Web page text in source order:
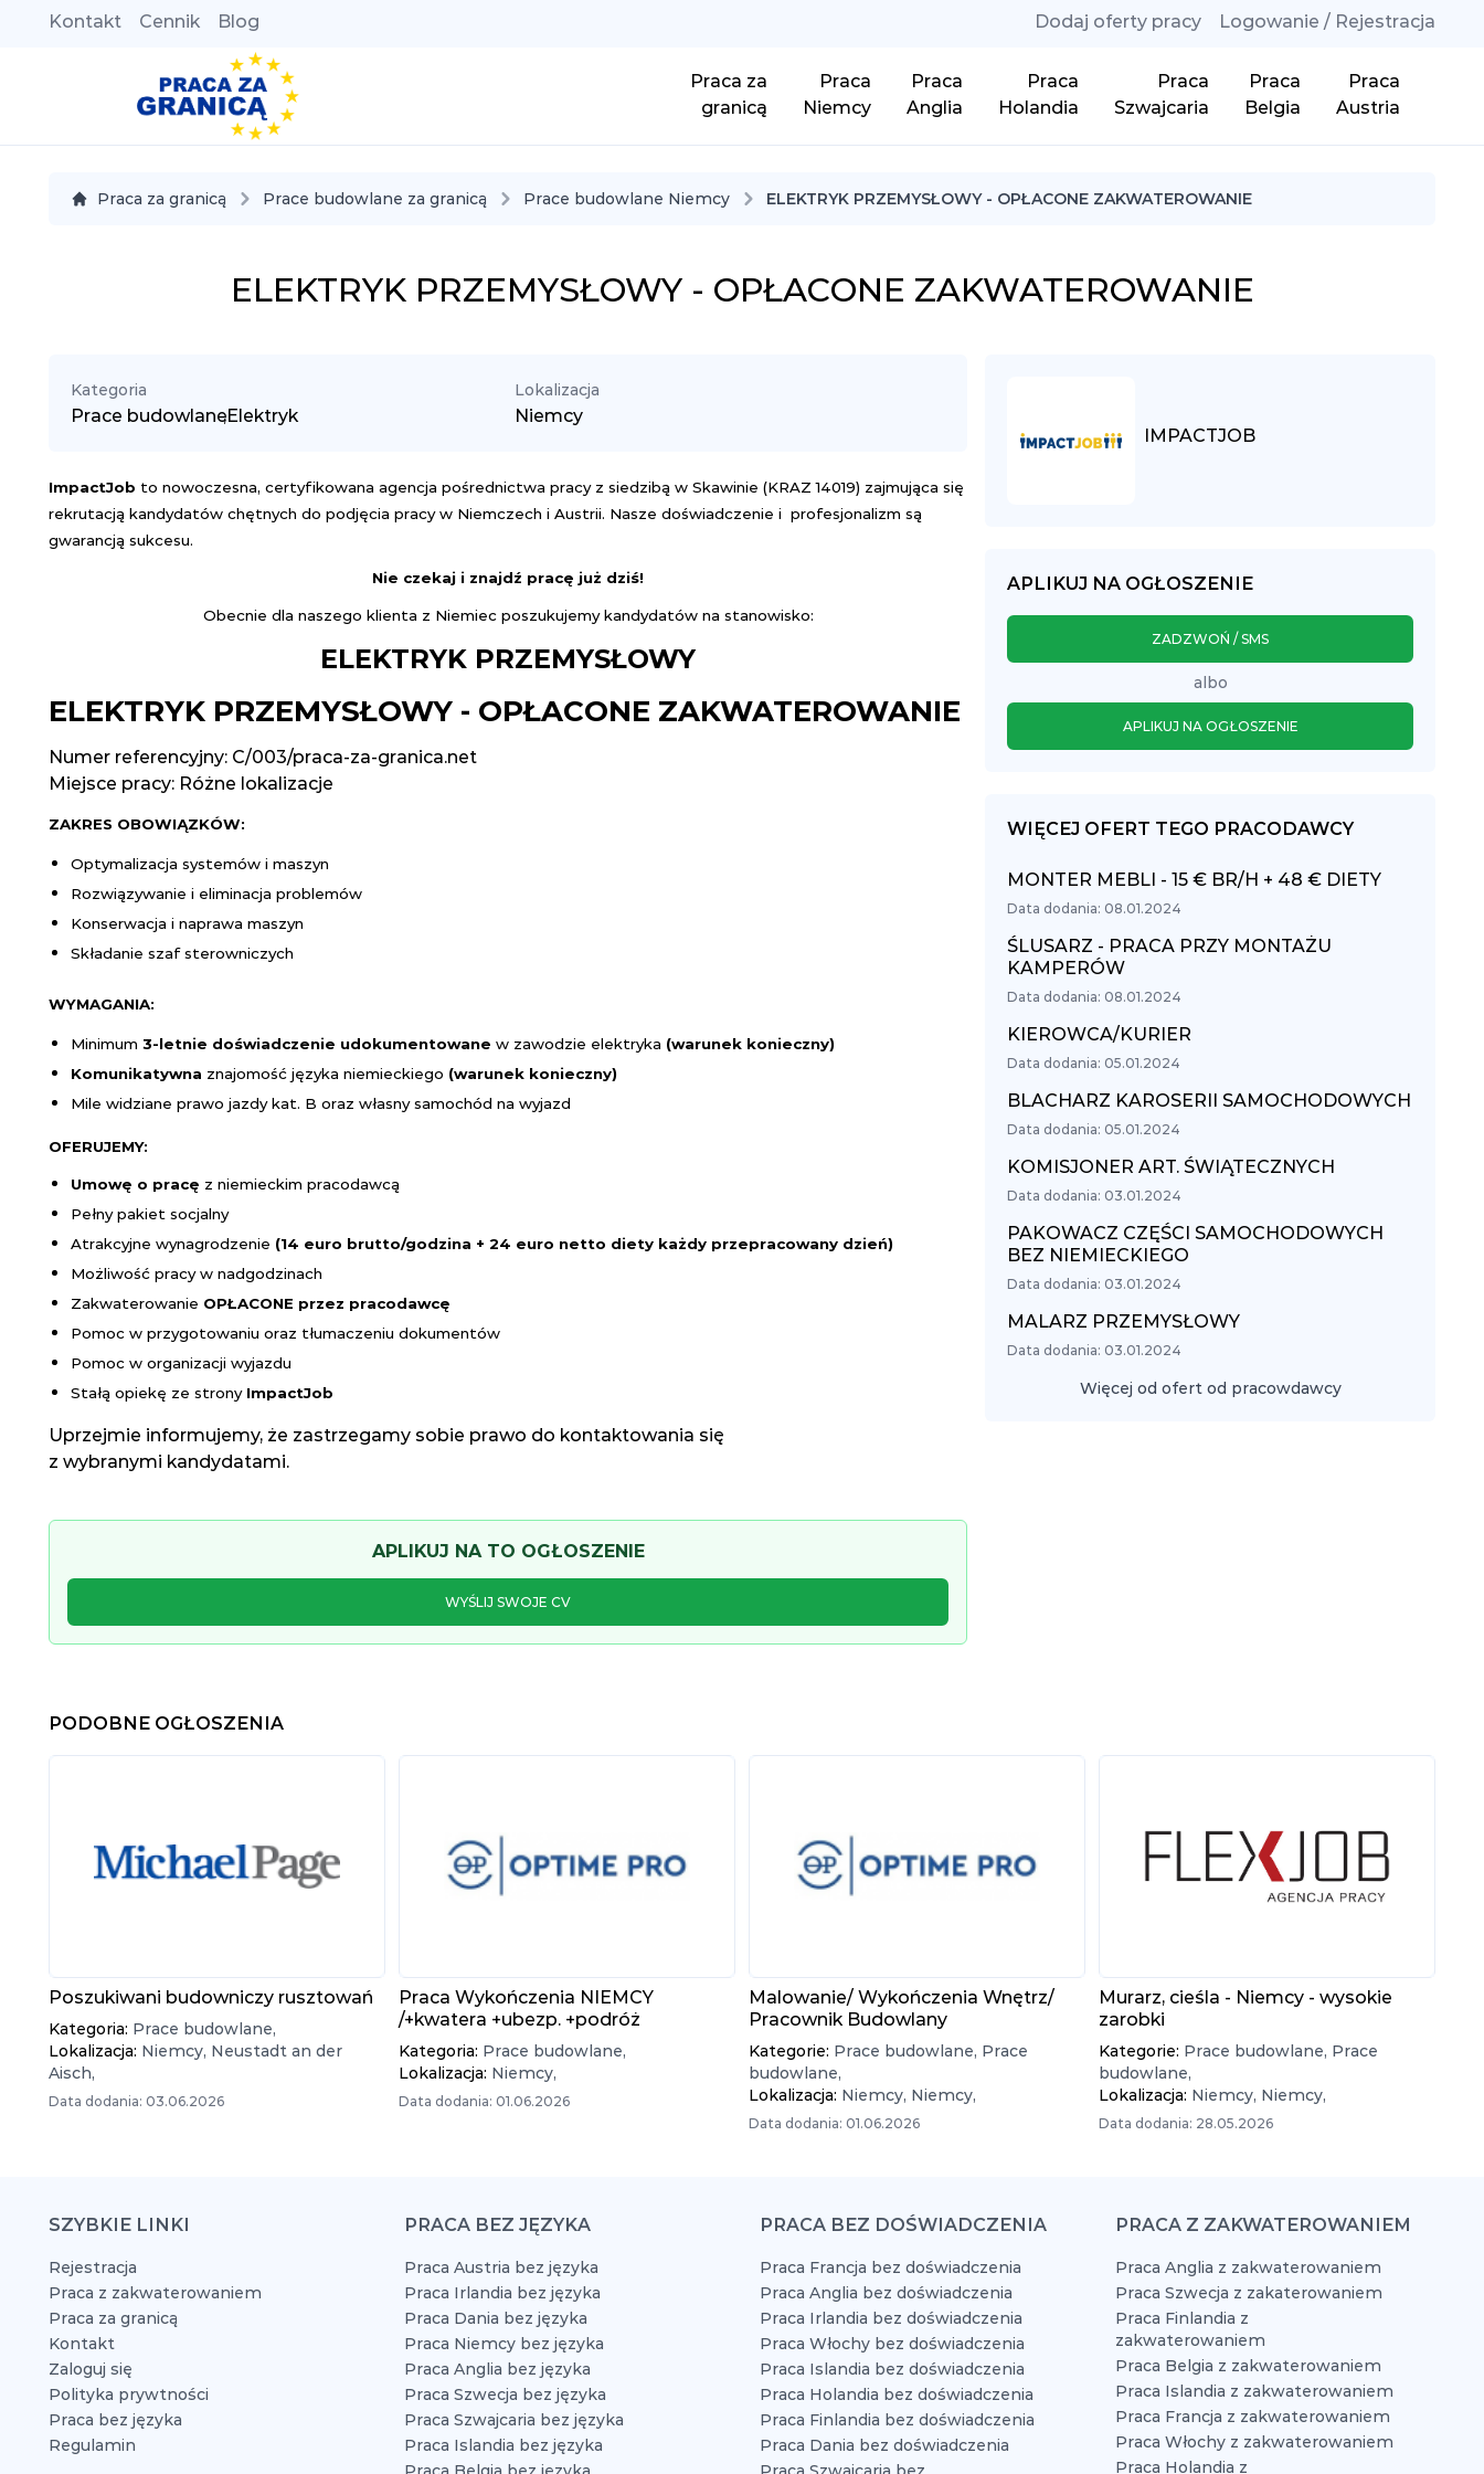
Kontakt Cennik Blog Dodaj oferty pracy Logowanie / Rejestracja
Praca za
granicą
Praca
Niemcy
Praca
Anglia
Praca
Holandia
Praca
Szwajcaria
Praca
Belgia
Praca
Austria
Praca za granicą Prace budowlane za granicą Prace budowlane Niemcy ELEKTRYK PRZEMYSŁOWY - OPŁACONE ZAKWATEROWANIE
ELEKTRYK PRZEMYSŁOWY - OPŁACONE ZAKWATEROWANIE
Kategoria
Prace budowlane,Elektryk
Lokalizacja
Niemcy
ImpactJob to nowoczesna, certyfikowana agencja pośrednictwa pracy z siedzibą w Skawinie (KRAZ 14019) zajmująca się
rekrutacją kandydatów chętnych do podjęcia pracy w Niemczech i Austrii. Nasze doświadczenie i profesjonalizm są
gwarancją sukcesu.
Nie czekaj i znajdź pracę już dziś!
Obecnie dla naszego klienta z Niemiec poszukujemy kandydatów na stanowisko:
ELEKTRYK PRZEMYSŁOWY
ELEKTRYK PRZEMYSŁOWY - OPŁACONE ZAKWATEROWANIE
Numer referencyjny: C/003/praca-za-granica.net
Miejsce pracy: Różne lokalizacje
ZAKRES OBOWIĄZKÓW:
Optymalizacja systemów i maszyn
Rozwiązywanie i eliminacja problemów
Konserwacja i naprawa maszyn
Składanie szaf sterowniczych
WYMAGANIA:
Minimum 3-letnie doświadczenie udokumentowane w zawodzie elektryka (warunek konieczny)
Komunikatywna znajomość języka niemieckiego (warunek konieczny)
Mile widziane prawo jazdy kat. B oraz własny samochód na wyjazd
OFERUJEMY:
Umowę o pracę z niemieckim pracodawcą
Pełny pakiet socjalny
Atrakcyjne wynagrodzenie (14 euro brutto/godzina + 24 euro netto diety każdy przepracowany dzień)
Możliwość pracy w nadgodzinach
Zakwaterowanie OPŁACONE przez pracodawcę
Pomoc w przygotowaniu oraz tłumaczeniu dokumentów
Pomoc w organizacji wyjazdu
Stałą opiekę ze strony ImpactJob
Uprzejmie informujemy, że zastrzegamy sobie prawo do kontaktowania się
z wybranymi kandydatami.
APLIKUJ NA TO OGŁOSZENIE
WYŚLIJ SWOJE CV
IMPACTJOB
APLIKUJ NA OGŁOSZENIE
ZADZWOŃ / SMS
albo
APLIKUJ NA OGŁOSZENIE
WIĘCEJ OFERT TEGO PRACODAWCY
MONTER MEBLI - 15 € BR/H + 48 € DIETY
Data dodania: 08.01.2024
ŚLUSARZ - PRACA PRZY MONTAŻU
KAMPERÓW
Data dodania: 08.01.2024
KIEROWCA/KURIER
Data dodania: 05.01.2024
BLACHARZ KAROSERII SAMOCHODOWYCH
Data dodania: 05.01.2024
KOMISJONER ART. ŚWIĄTECZNYCH
Data dodania: 03.01.2024
PAKOWACZ CZĘŚCI SAMOCHODOWYCH
BEZ NIEMIECKIEGO
Data dodania: 03.01.2024
MALARZ PRZEMYSŁOWY
Data dodania: 03.01.2024
Więcej od ofert od pracowdawcy
PODOBNE OGŁOSZENIA
Poszukiwani budowniczy rusztowań
Kategoria: Prace budowlane,
Lokalizacja: Niemcy, Neustadt an der
Aisch,
Data dodania: 03.06.2026
Praca Wykończenia NIEMCY
/+kwatera +ubezp. +podróż
Kategoria: Prace budowlane,
Lokalizacja: Niemcy,
Data dodania: 01.06.2026
Malowanie/ Wykończenia Wnętrz/
Pracownik Budowlany
Kategorie: Prace budowlane, Prace
budowlane,
Lokalizacja: Niemcy, Niemcy,
Data dodania: 01.06.2026
Murarz, cieśla - Niemcy - wysokie
zarobki
Kategorie: Prace budowlane, Prace
budowlane,
Lokalizacja: Niemcy, Niemcy,
Data dodania: 28.05.2026
SZYBKIE LINKI
Rejestracja
Praca z zakwaterowaniem
Praca za granicą
Kontakt
Zaloguj się
Polityka prywtności
Praca bez języka
Regulamin
PRACA BEZ JĘZYKA
Praca Austria bez języka
Praca Irlandia bez języka
Praca Dania bez języka
Praca Niemcy bez języka
Praca Anglia bez języka
Praca Szwecja bez języka
Praca Szwajcaria bez języka
Praca Islandia bez języka
PRACA BEZ DOŚWIADCZENIA
Praca Francja bez doświadczenia
Praca Anglia bez doświadczenia
Praca Irlandia bez doświadczenia
Praca Włochy bez doświadczenia
Praca Islandia bez doświadczenia
Praca Holandia bez doświadczenia
Praca Finlandia bez doświadczenia
Praca Dania bez doświadczenia
PRACA Z ZAKWATEROWANIEM
Praca Anglia z zakwaterowaniem
Praca Szwecja z zakaterowaniem
Praca Finlandia z
zakwaterowaniem
Praca Belgia z zakwaterowaniem
Praca Islandia z zakwaterowaniem
Praca Francja z zakwaterowaniem
Praca Włochy z zakwaterowaniem
Praca Holandia z